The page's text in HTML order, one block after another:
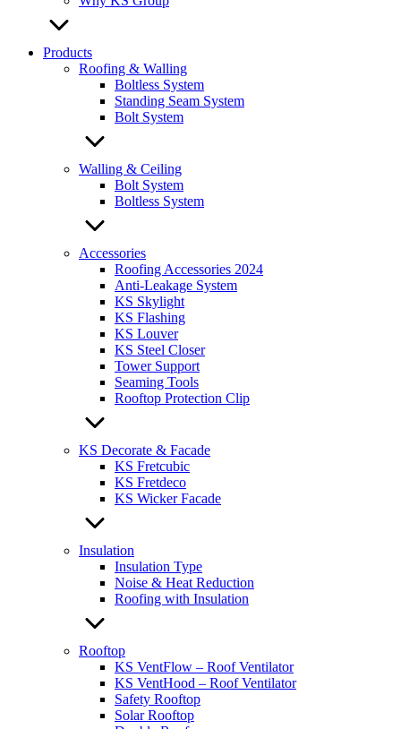
Products
Roofing & Walling
Boltless System
Standing Seam System
Bolt System
Walling & Ceiling
Bolt System
Boltless System
Accessories
Roofing Accessories 2024
Anti-Leakage System
KS Skylight
KS Flashing
KS Louver
KS Steel Closer
Tower Support
Seaming Tools
Rooftop Protection Clip
KS Decorate & Facade
KS Fretcubic
KS Fretdeco
KS Wicker Facade
Insulation
Insulation Type
Noise & Heat Reduction
Roofing with Insulation
Rooftop
KS VentFlow – Roof Ventilator
KS VentHood – Roof Ventilator
Safety Rooftop
Solar Rooftop